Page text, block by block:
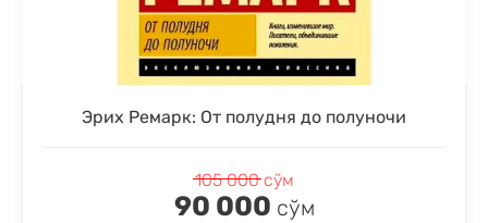
Эрих Ремарк: От полудня до полуночи
105 000сўм
90 000 сўм